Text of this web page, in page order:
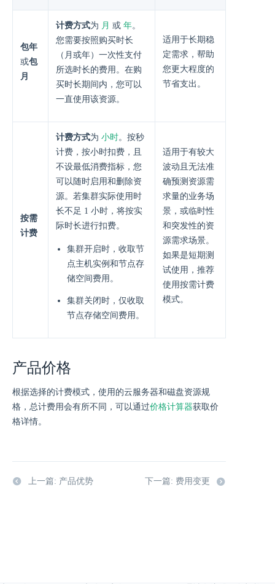
包年
或包
月
计费方式为 月 或 年。
您需要按照购买时长
（月或年）一次性支付
所选时长的费用。在购
买时长期间内，您可以
一直使用该资源。
适用于长期稳
定需求，帮助
您更大程度的
节省支出。
按需
计费
计费方式为 小时。按秒
计费，按小时扣费，且
不设最低消费指标，您
可以随时启用和删除资
源。若集群实际使用时
长不足 1 小时，将按实
际时长进行扣费。
集群开启时，收取节
点主机实例和节点存
储空间费用。
集群关闭时，仅收取
节点存储空间费用。
适用于有较大
波动且无法准
确预测资源需
求量的业务场
景，或临时性
和突发性的资
源需求场景。
如果是短期测
试使用，推荐
使用按需计费
模式。
产品价格
根据选择的计费模式，使用的云服务器和磁盘资源规
格，总计费用会有所不同，可以通过价格计算器获取价
格详情。
上一篇: 产品优势 下一篇: 费用变更